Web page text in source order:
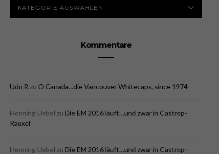
Kommentare
Udo R zu O Canada…die Vancouver Whitecaps, since 1974
Henning Uebel zu Die EM 2016 läuft…und zwar in Castrop-
Rauxel
Henning Uebel zu Die EM 2016 läuft…und zwar in Castrop-